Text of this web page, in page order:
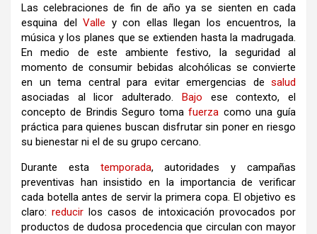
Las celebraciones de fin de año ya se sienten en cada
esquina delValle y con ellas llegan los encuentros, la
música y los planes que se extienden hasta la madrugada.
En medio de este ambiente festivo, la seguridad al
momento de consumir bebidas alcohólicas se convierte
en un tema central para evitar emergencias de salud
asociadas al licor adulterado. Bajo ese contexto, el
concepto de Brindis Seguro tomafuerza como una guía
práctica para quienes buscan disfrutar sin poner en riesgo
su bienestar ni el de su grupo cercano.
Durante esta temporada, autoridades y campañas
preventivas han insistido en la importancia de verificar
cada botella antes de servir la primera copa. El objetivo es
claro:reducir los casos de intoxicación provocados por
productos de dudosa procedencia que circulan con mayor